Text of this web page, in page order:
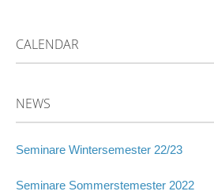
CALENDAR
NEWS
Seminare Wintersemester 22/23
Seminare Sommerstemester 2022